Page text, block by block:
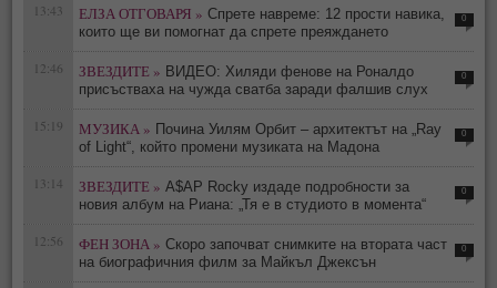
13:43 ЕЛЗА ОТГОВАРЯ » Спрете навреме: 12 прости навика,
които ще ви помогнат да спрете преяждането
0
12:46 ЗВЕЗДИТЕ » ВИДЕО: Хиляди фенове на Роналдо
присъстваха на чужда сватба заради фалшив слух
0
15:19 МУЗИКА » Почина Уилям Орбит – архитектът на „Ray
of Light“, който промени музиката на Мадона
0
13:14 ЗВЕЗДИТЕ » A$AP Rocky издаде подробности за
новия албум на Риана: „Тя е в студиото в момента“
0
12:56 ФЕН ЗОНА » Скоро започват снимките на втората част
на биографичния филм за Майкъл Джексън
0